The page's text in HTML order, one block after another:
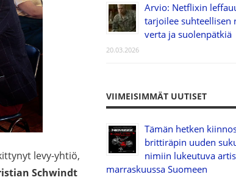
levy-yhtiö,
Schwindt
Arvio: Netflixin
tarjoilee suhteellisen
verta ja suolenpätkiä
20.03.2026
VIIMEISIMMÄT UUTISET
Tämän hetken
brittiräpin uuden
nimiin lukeutuva
marraskuussa Suomeen